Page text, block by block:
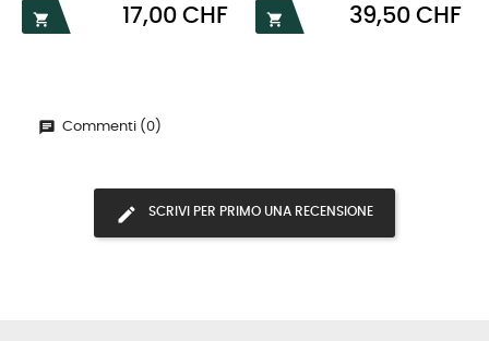

Prezzo
17,00 CHF 
Prezzo
39,50 CHF
Commenti (0)
SCRIVI PER PRIMO UNA RECENSIONE